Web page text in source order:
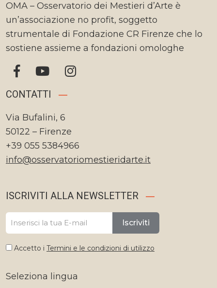
OMA – Osservatorio dei Mestieri d’Arte è
un’associazione no profit, soggetto
strumentale di Fondazione CR Firenze che lo
sostiene assieme a fondazioni omologhe
CONTATTI
Via Bufalini, 6
50122 – Firenze
+39 055 5384966
info@osservatoriomestieridarte.it
ISCRIVITI ALLA NEWSLETTER
Iscriviti
Accetto i Termini e le condizioni di utilizzo
Seleziona lingua